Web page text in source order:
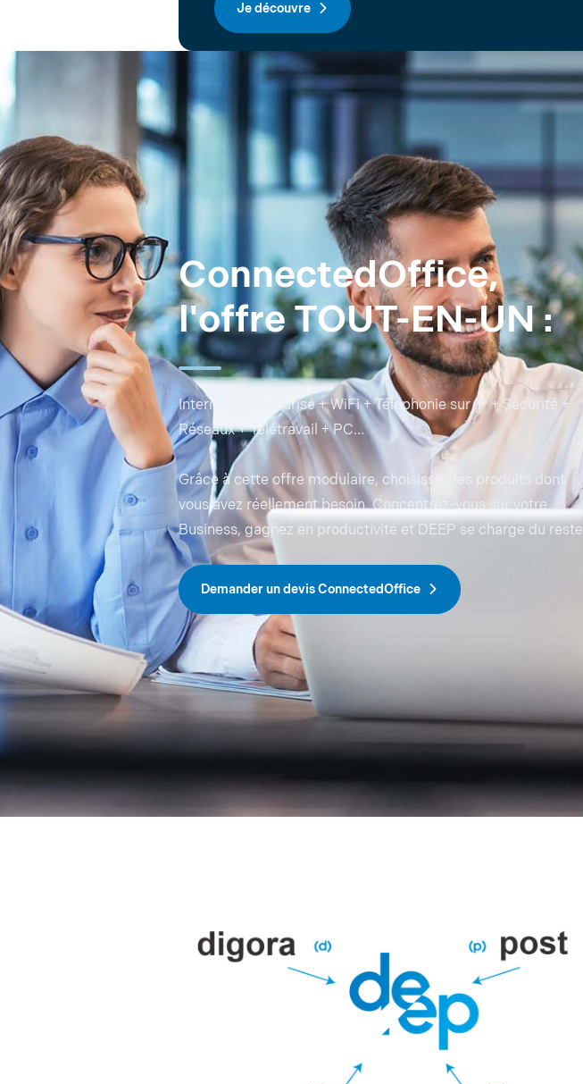
Je découvre
ConnectedOffice,
l'offre TOUT-EN-UN :
Internet pro sécurisé + WiFi + Téléphonie sur IP + Sécurité +
Réseaux + Télétravail + PC…
Grâce à cette offre modulaire, choisissez les produits dont
vous avez réellement besoin. Concentrez-vous sur votre
Business, gagnez en productivité et DEEP se charge du reste
Demander un devis ConnectedOffice